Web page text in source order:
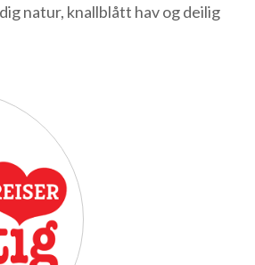
natur, knallblått hav og deilig